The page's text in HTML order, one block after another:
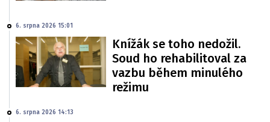
6. srpna 2026 15:01
Knížák se toho nedožil.
Soud ho rehabilitoval za
vazbu během minulého
režimu
6. srpna 2026 14:13